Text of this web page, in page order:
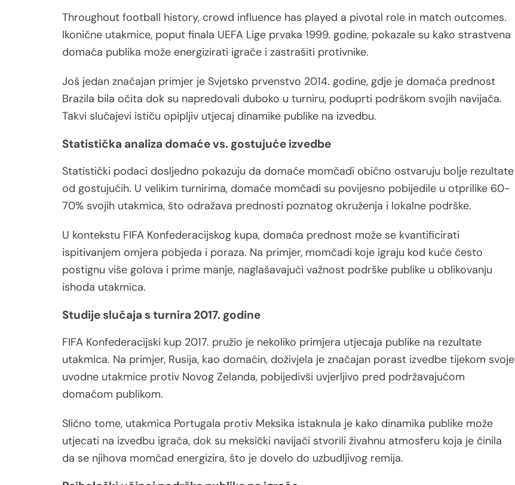
Throughout football history, crowd influence has played a pivotal role in match outcomes.
Ikonične utakmice, poput finala UEFA Lige prvaka 1999. godine, pokazale su kako strastvena
domaća publika može energizirati igrače i zastrašiti protivnike.
Još jedan značajan primjer je Svjetsko prvenstvo 2014. godine, gdje je domaća prednost
Brazila bila očita dok su napredovali duboko u turniru, poduprti podrškom svojih navijača.
Takvi slučajevi ističu opipljiv utjecaj dinamike publike na izvedbu.
Statistička analiza domaće vs. gostujuće izvedbe
Statistički podaci dosljedno pokazuju da domaće momčadi obično ostvaruju bolje rezultate
od gostujućih. U velikim turnirima, domaće momčadi su povijesno pobijedile u otprilike 60-
70% svojih utakmica, što odražava prednosti poznatog okruženja i lokalne podrške.
U kontekstu FIFA Konfederacijskog kupa, domaća prednost može se kvantificirati
ispitivanjem omjera pobjeda i poraza. Na primjer, momčadi koje igraju kod kuće često
postignu više golova i prime manje, naglašavajući važnost podrške publike u oblikovanju
ishoda utakmica.
Studije slučaja s turnira 2017. godine
FIFA Konfederacijski kup 2017. pružio je nekoliko primjera utjecaja publike na rezultate
utakmica. Na primjer, Rusija, kao domaćin, doživjela je značajan porast izvedbe tijekom svoje
uvodne utakmice protiv Novog Zelanda, pobijedivši uvjerljivo pred podržavajućom
domaćom publikom.
Slično tome, utakmica Portugala protiv Meksika istaknula je kako dinamika publike može
utjecati na izvedbu igrača, dok su meksički navijači stvorili živahnu atmosferu koja je činila
da se njihova momčad energizira, što je dovelo do uzbudljivog remija.